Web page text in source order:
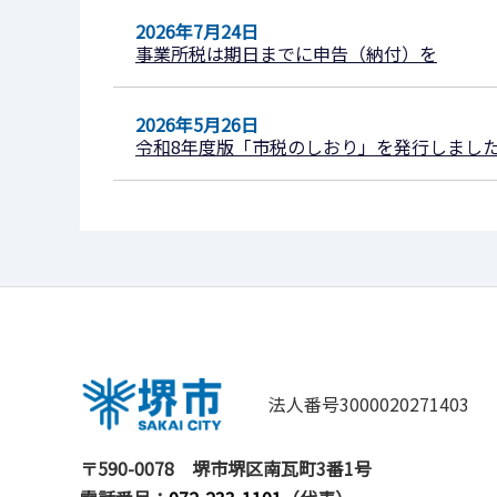
2026年7月24日
事業所税は期日までに申告（納付）を
2026年5月26日
令和8年度版「市税のしおり」を発行しまし
法人番号3000020271403
〒590-0078
堺市堺区南瓦町3番1号